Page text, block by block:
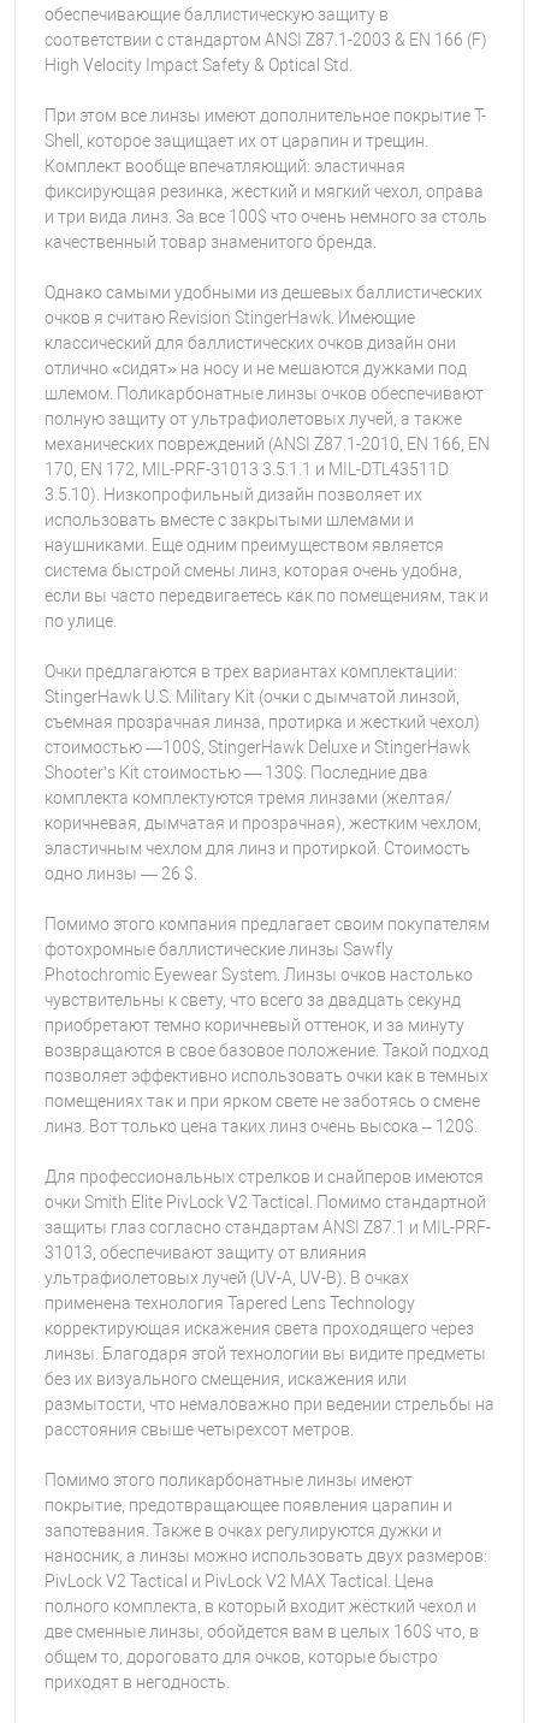
обеспечивающие баллистическую защиту в
соответствии с стандартом ANSI Z87.1-2003 & EN 166 (F)
High Velocity Impact Safety & Optical Std.
При этом все линзы имеют дополнительное покрытие T-
Shell, которое защищает их от царапин и трещин.
Комплект вообще впечатляющий: эластичная
фиксирующая резинка, жесткий и мягкий чехол, оправа
и три вида линз. За все 100$ что очень немного за столь
качественный товар знаменитого бренда.
Однако самыми удобными из дешевых баллистических
очков я считаю Revision StingerHawk. Имеющие
классический для баллистических очков дизайн они
отлично «сидят» на носу и не мешаются дужками под
шлемом. Поликарбонатные линзы очков обеспечивают
полную защиту от ультрафиолетовых лучей, а также
механических повреждений (ANSI Z87.1-2010, EN 166, EN
170, EN 172, MIL-PRF-31013 3.5.1.1 и MIL-DTL43511D
3.5.10). Низкопрофильный дизайн позволяет их
использовать вместе с закрытыми шлемами и
наушниками. Еще одним преимуществом является
система быстрой смены линз, которая очень удобна,
если вы часто передвигаетесь как по помещениям, так и
по улице.
Очки предлагаются в трех вариантах комплектации:
StingerHawk U.S. Military Kit (очки с дымчатой линзой,
съемная прозрачная линза, протирка и жесткий чехол)
стоимостью —100$, StingerHawk Deluxe и StingerHawk
Shooter’s Kit стоимостью — 130$. Последние два
комплекта комплектуются тремя линзами (желтая/
коричневая, дымчатая и прозрачная), жестким чехлом,
эластичным чехлом для линз и протиркой. Стоимость
одно линзы — 26 $.
Помимо этого компания предлагает своим покупателям
фотохромные баллистические линзы Sawfly
Photochromic Eyewear System. Линзы очков настолько
чувствительны к свету, что всего за двадцать секунд
приобретают темно коричневый оттенок, и за минуту
возвращаются в свое базовое положение. Такой подход
позволяет эффективно использовать очки как в темных
помещениях так и при ярком свете не заботясь о смене
линз. Вот только цена таких линз очень высока – 120$.
Для профессиональных стрелков и снайперов имеются
очки Smith Elite PivLock V2 Tactical. Помимо стандартной
защиты глаз согласно стандартам ANSI Z87.1 и MIL-PRF-
31013, обеспечивают защиту от влияния
ультрафиолетовых лучей (UV-A, UV-B). В очках
применена технология Tapered Lens Technology
корректирующая искажения света проходящего через
линзы. Благодаря этой технологии вы видите предметы
без их визуального смещения, искажения или
размытости, что немаловажно при ведении стрельбы на
расстояния свыше четырехсот метров.
Помимо этого поликарбонатные линзы имеют
покрытие, предотвращающее появления царапин и
запотевания. Также в очках регулируются дужки и
наносник, а линзы можно использовать двух размеров:
PivLock V2 Tactical и PivLock V2 MAX Tactical. Цена
полного комплекта, в который входит жёсткий чехол и
две сменные линзы, обойдется вам в целых 160$ что, в
общем то, дороговато для очков, которые быстро
приходят в негодность.